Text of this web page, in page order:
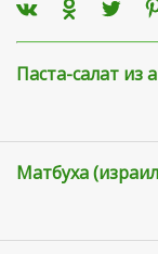
Паста-салат из
Матбуха